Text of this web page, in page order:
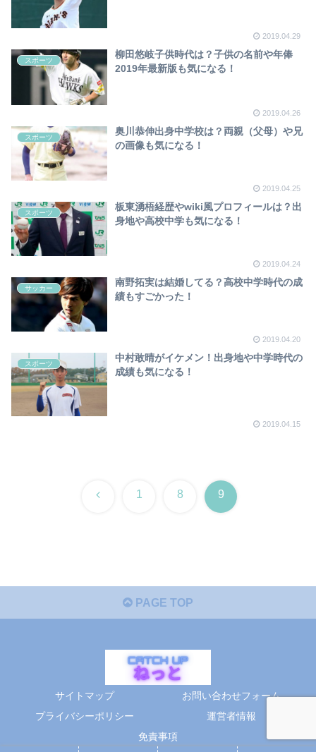
2019.04.29
スポーツ
柳田悠岐子供時代は？子供の名前や年俸
2019年最新版も気になる！
2019.04.26
スポーツ
奥川恭伸出身中学校は？両親（父母）や兄
の画像も気になる！
2019.04.25
スポーツ
板東湧梧経歴やwiki風プロフィールは？出
身地や高校中学も気になる！
2019.04.24
サッカー
南野拓実は結婚してる？高校中学時代の成
績もすごかった！
2019.04.20
スポーツ
中村敢晴がイケメン！出身地や中学時代の
成績も気になる！
2019.04.15
前 1 8 9
PAGE TOP
サイトマップ
お問い合わせフォーム
プライバシーポリシー
運営者情報
免責事項